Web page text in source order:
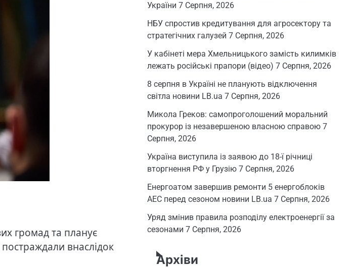
громад та планує
внаслідок
України 7 Серпня, 2026
НБУ спростив кредитування для агросектору та
стратегічних галузей 7 Серпня, 2026
У кабінеті мера Хмельницького замість килимків
лежать російські прапори (відео) 7 Серпня, 2026
8 серпня в Україні не планують відключення
світла новини LB.ua 7 Серпня, 2026
Микола Греков: самопроголошений моральний
прокурор із незавершеною власною справою 7
Серпня, 2026
Україна виступила із заявою до 18-ї річниці
вторгнення РФ у Грузію 7 Серпня, 2026
Енергоатом завершив ремонти 5 енергоблоків
АЕС перед сезоном новини LB.ua 7 Серпня, 2026
Уряд змінив правила розподілу електроенергії за
сезонами 7 Серпня, 2026
Архіви